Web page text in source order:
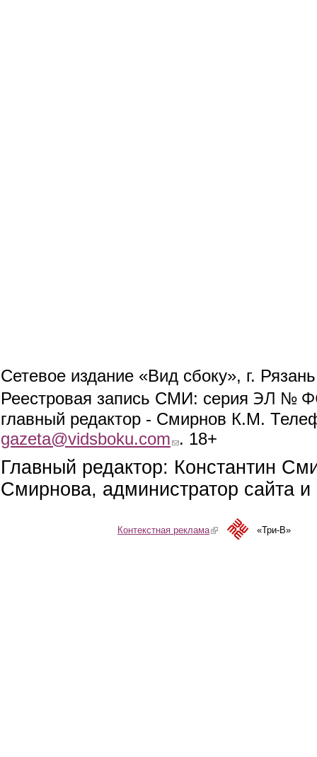
Сетевое издание «Вид сбоку», г.
Реестровая запись СМИ: серия ЭЛ №
главный редактор - Смирнов К.М.
gazeta@vidsboku.com (link sends e-mail)
. 18+
Главный редактор: Константин
Смирнова, администратор сайта
Контекстная реклама(link is external)«Три-В»